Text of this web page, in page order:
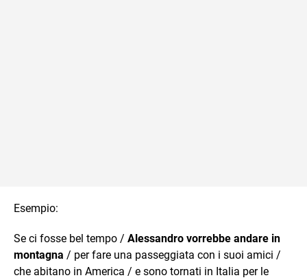
Esempio:
Se ci fosse bel tempo / Alessandro vorrebbe andare in
montagna / per fare una passeggiata con i suoi amici /
che abitano in America / e sono tornati in Italia per le